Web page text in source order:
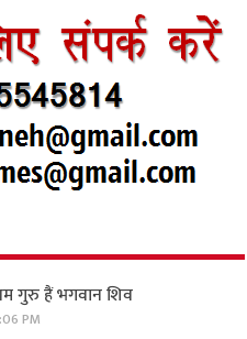
गुरु हैं भगवान शिव
PM